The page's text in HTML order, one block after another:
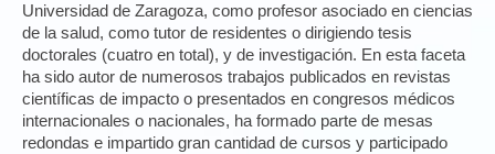
Universidad de Zaragoza, como profesor asociado en ciencias
de la salud, como tutor de residentes o dirigiendo tesis
doctorales (cuatro en total), y de investigación. En esta faceta
ha sido autor de numerosos trabajos publicados en revistas
científicas de impacto o presentados en congresos médicos
internacionales o nacionales, ha formado parte de mesas
redondas e impartido gran cantidad de cursos y participado